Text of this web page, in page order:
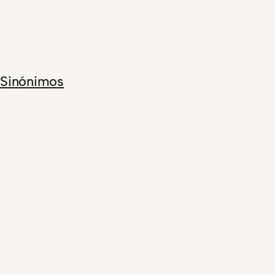
Sinónimos